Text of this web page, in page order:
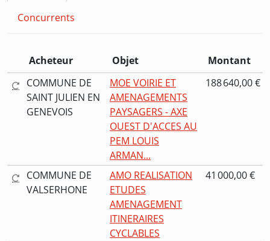
Concurrents
Acheteur Objet
Montant
COMMUNE DE
SAINT JULIEN EN
GENEVOIS
MOE VOIRIE ET
AMENAGEMENTS
PAYSAGERS - AXE
OUEST D'ACCES AU
PEM LOUIS
ARMAN...
188 640,00 €
COMMUNE DE
VALSERHONE
AMO REALISATION
ETUDES
AMENAGEMENT
ITINERAIRES
CYCLABLES
41 000,00 €